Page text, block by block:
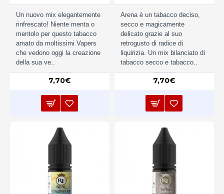
Un nuovo mix elegantemente
rinfrescato! Niente menta o
mentolo per questo tabacco
amato da moltissimi Vapers
che vedono oggi la creazione
della sua ve..
7,70€
Arena è un tabacco deciso,
secco e magicamente
delicato grazie al suo
retrogusto di radice di
liquirizia. Un mix bilanciato di
tabacco secco e tabacco..
7,70€